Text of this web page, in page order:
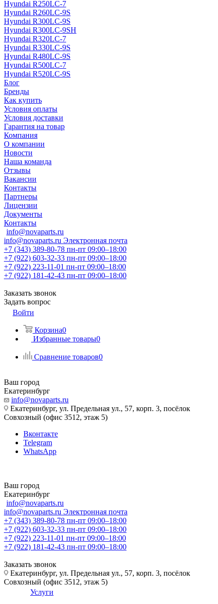
Hyundai R250LC-7
Hyundai R260LC-9S
Hyundai R300LC-9S
Hyundai R300LC-9SH
Hyundai R320LC-7
Hyundai R330LC-9S
Hyundai R480LC-9S
Hyundai R500LC-7
Hyundai R520LC-9S
Блог
Бренды
Как купить
Условия оплаты
Условия доставки
Гарантия на товар
Компания
О компании
Новости
Наша команда
Отзывы
Вакансии
Контакты
Партнеры
Лицензии
Документы
Контакты
info@novaparts.ru
info@novaparts.ru Электронная почта
+7 (343) 389-80-78 пн-пт 09:00–18:00
+7 (922) 603-32-33 пн-пт 09:00–18:00
+7 (922) 223-11-01 пн-пт 09:00–18:00
+7 (922) 181-42-43 пн-пт 09:00–18:00
Заказать звонок
Задать вопрос
Войти
Корзина0
Избранные товары0
Сравнение товаров0
Ваш город
Екатеринбург
info@novaparts.ru
Екатеринбург, ул. Предельная ул., 57, корп. 3, посёлок
Совхозный (офис 3512, этаж 5)
Вконтакте
Telegram
WhatsApp
Ваш город
Екатеринбург
info@novaparts.ru
info@novaparts.ru Электронная почта
+7 (343) 389-80-78 пн-пт 09:00–18:00
+7 (922) 603-32-33 пн-пт 09:00–18:00
+7 (922) 223-11-01 пн-пт 09:00–18:00
+7 (922) 181-42-43 пн-пт 09:00–18:00
Заказать звонок
Екатеринбург, ул. Предельная ул., 57, корп. 3, посёлок
Совхозный (офис 3512, этаж 5)
Услуги